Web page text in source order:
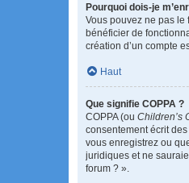
Pourquoi dois-je
Vous pouvez ne pas le
bénéficier de
création d’un compte
Haut
Que signifie COPPA ?
COPPA (ou Children’s
consentement écrit
vous enregistrez ou
juridiques et ne
forum ? ».